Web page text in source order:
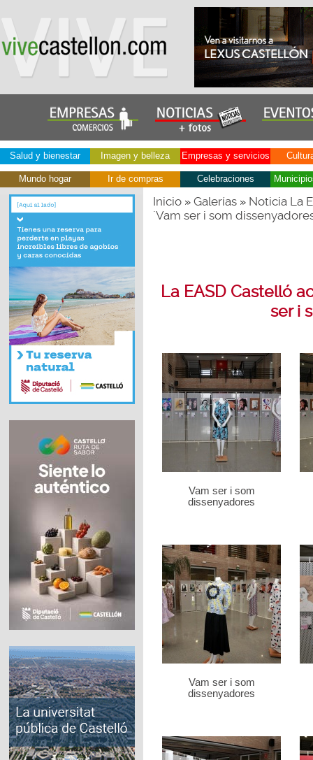
Salud y bienestar Imagen y belleza Empresas y servicios
Mundo hogar Ir de compras Celebraciones
Inicio» Galerías» Noticia La
´Vam ser i som
La EASD Castelló
ser i
Vam ser i som
dissenyadores
Vam ser i som
dissenyadores